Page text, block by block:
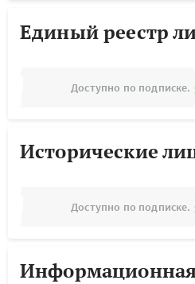
Единый реестр
Доступно по подписке.
Исторические
Доступно по подписке.